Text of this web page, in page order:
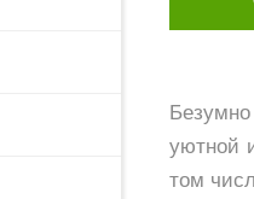
Безумно
уютной
том